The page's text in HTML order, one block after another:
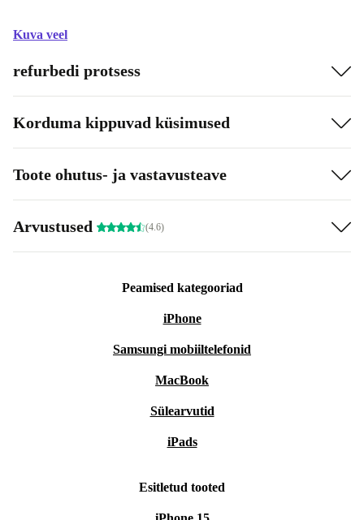
Kuva veel
refurbedi protsess
Korduma kippuvad küsimused
Toote ohutus- ja vastavusteave
Arvustused (4.6)
Peamised kategooriad
iPhone
Samsungi mobiiltelefonid
MacBook
Sülearvutid
iPads
Esitletud tooted